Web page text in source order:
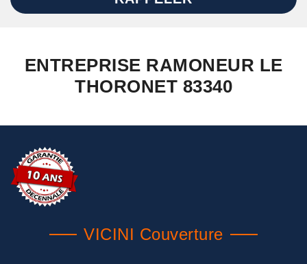
ENTREPRISE RAMONEUR LE
THORONET 83340
VICINI Couverture